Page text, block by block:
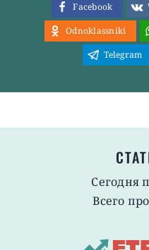
Facebook
Odnoklassniki
Telegram
Сегодня
Всего